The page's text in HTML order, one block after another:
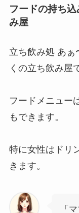
フードの持ち
み屋
立ち飲み処 あぁ
くの立ち飲み屋
フードメニュー
もできます。
特に女性はドリ
きます。
「